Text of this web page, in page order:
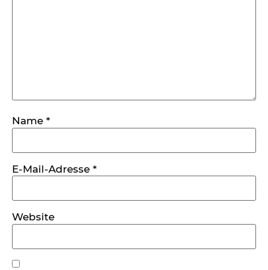
Name *
E-Mail-Adresse *
Website